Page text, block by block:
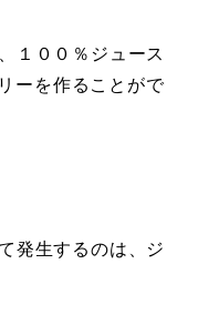
１００％ジュース
ーを作ることがで
発生するのは、ジ